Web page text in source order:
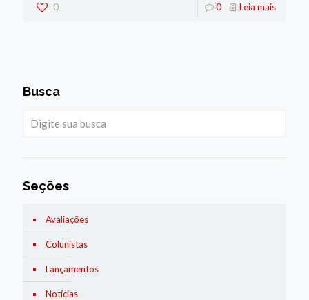
0 0 Leia mais
Busca
Seções
Avaliações
Colunistas
Lançamentos
Notícias